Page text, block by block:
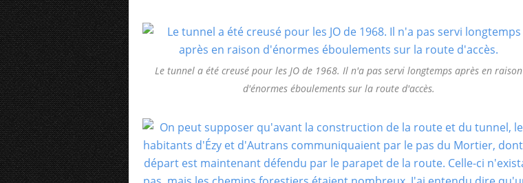
Le tunnel a été creusé pour les JO de 1968. Il n'a pas servi longtemps après en raison
d'énormes éboulements sur la route d'accès.